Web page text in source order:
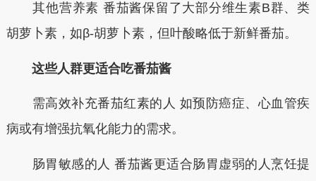
其他营养素 番茄酱保留了大部分维生素B群、类
胡萝卜素，如β-胡萝卜素，但叶酸略低于新鲜番茄。
这些人群更适合吃番茄酱
需高效补充番茄红素的人 如预防癌症、心血管疾
病或有增强抗氧化能力的需求。
肠胃敏感的人 番茄酱更适合肠胃虚弱的人烹饪提